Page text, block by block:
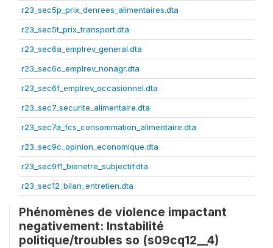
r23_sec5p_prix_denrees_alimentaires.dta
r23_sec5t_prix_transport.dta
r23_sec6a_emplrev_general.dta
r23_sec6c_emplrev_nonagr.dta
r23_sec6f_emplrev_occasionnel.dta
r23_sec7_securite_alimentaire.dta
r23_sec7a_fcs_consommation_alimentaire.dta
r23_sec9c_opinion_economique.dta
r23_sec9f1_bienetre_subjectif.dta
r23_sec12_bilan_entretien.dta
Phénomènes de violence impactant
negativement: Instabilité
politique/troubles so (s09cq12__4)